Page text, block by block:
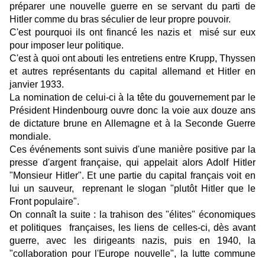
préparer une nouvelle guerre en se servant du parti de
Hitler comme du bras séculier de leur propre pouvoir.
C'est pourquoi ils ont financé les nazis et misé sur eux
pour imposer leur politique.
C'est à quoi ont abouti les entretiens entre Krupp, Thyssen
et autres représentants du capital allemand et Hitler en
janvier 1933.
La nomination de celui-ci à la tête du gouvernement par le
Président Hindenbourg ouvre donc la voie aux douze ans
de dictature brune en Allemagne et à la Seconde Guerre
mondiale.
Ces événements sont suivis d'une manière positive par la
presse d'argent française, qui appelait alors Adolf Hitler
"Monsieur Hitler". Et une partie du capital français voit en
lui un sauveur, reprenant le slogan "plutôt Hitler que le
Front populaire".
On connaît la suite : la trahison des "élites" économiques
et politiques françaises, les liens de celles-ci, dès avant
guerre, avec les dirigeants nazis, puis en 1940, la
"collaboration pour l'Europe nouvelle", la lutte commune